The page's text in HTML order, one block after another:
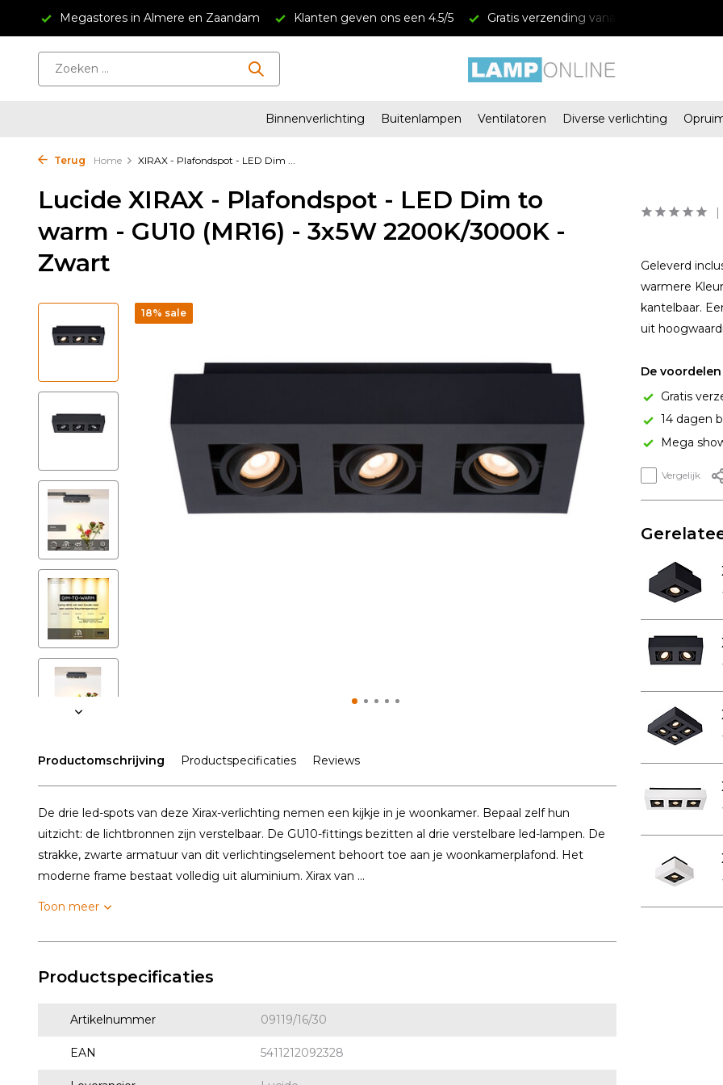
Megastores in Almere en Zaandam Klanten geven ons een 4.5/5 Gratis verzending vanaf € 34,95
Binnenverlichting Buitenlampen Ventilatoren Diverse verlichting
Terug Home XIRAX - Plafondspot - LED Dim ...
Lucide XIRAX - Plafondspot - LED Dim to
warm - GU10 (MR16) - 3x5W 2200K/3000K -
Zwart
18% sale
Productomschrijving Productspecificaties Reviews
De drie led-spots van deze Xirax-verlichting nemen een kijkje in je woonkamer. Bepaal zelf hun
uitzicht: de lichtbronnen zijn verstelbaar. De GU10-fittings bezitten al drie verstelbare led-lampen. De
strakke, zwarte armatuur van dit verlichtingselement behoort toe aan je woonkamerplafond. Het
moderne frame bestaat volledig uit aluminium. Xirax van ...
Toon meer
Productspecificaties
Artikelnummer 09119/16/30
EAN 5411212092328
Geleverd
warmere
kantelbaar.
uit
De
Gratis
14 dagen
Mega
Vergelijk